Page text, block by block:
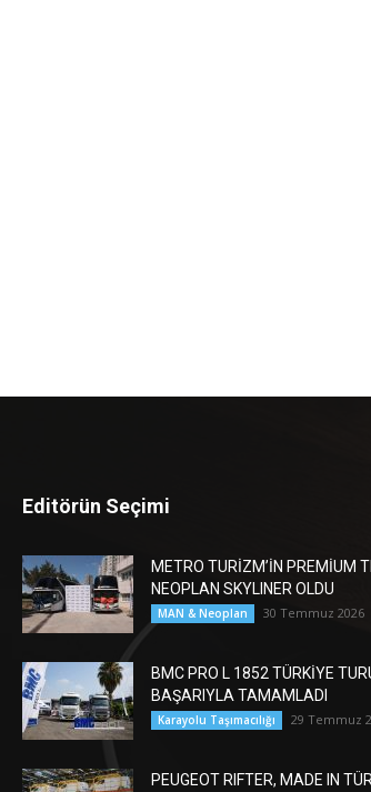
Editörün Seçimi
METRO TURİZM’İN PREMİUM
NEOPLAN SKYLINER OLDU
MAN & Neoplan 30 Temmuz 2026
BMC PRO L 1852 TÜRKİYE
BAŞARIYLA TAMAMLADI
Karayolu Taşımacılığı 29 Temmuz
PEUGEOT RIFTER, MADE IN